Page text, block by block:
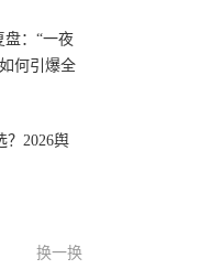
盘：“一夜
何引爆全
？2026舆
换一换